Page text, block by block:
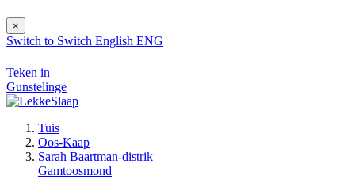
×
Switch to Switch English ENG
Teken in
Gunstelinge
Tuis
Oos-Kaap
Sarah Baartman-distrik
Gamtoosmond